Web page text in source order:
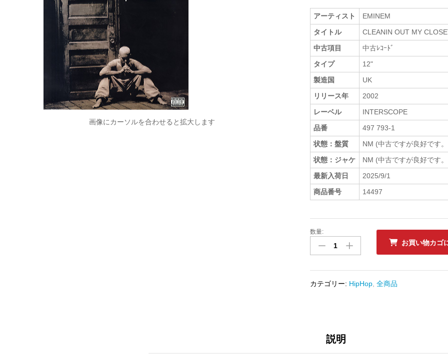
画像にカーソルを合わせると拡大します
アーティスト
EMINEM
タイトル
CLEANIN OUT MY
中古項目
中古ﾚｺｰﾄﾞ
タイプ
12"
製造国
UK
リリース年
2002
レーベル
INTERSCOPE
品番
497 793-1
状態：盤質
NM (中古ですが良好です
状態：ジャケ
NM (中古ですが良好です
最新入荷日
2025/9/1
商品番号
14497
中
ﾚ
ﾄﾞ
CLOSET
数量:
お買い物カゴ
カテゴリー: HipHop ,全商品
説明